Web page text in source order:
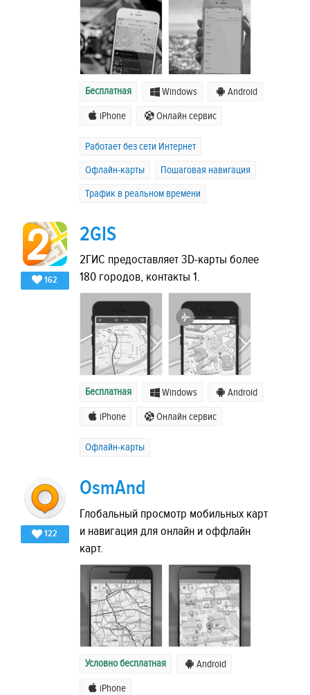
Бесплатная Windows Android
iPhone Онлайн сервис
Работает без сети Интернет
Офлайн-карты
Пошаговая навигация
Трафик в реальном времени
162
2GIS
2ГИС предоставляет 3D-карты более
180 городов, контакты 1.
Бесплатная Windows Android
iPhone Онлайн сервис
Офлайн-карты
122
OsmAnd
Глобальный просмотр мобильных карт
и навигация для онлайн и оффлайн
карт.
Условно бесплатная Android
iPhone